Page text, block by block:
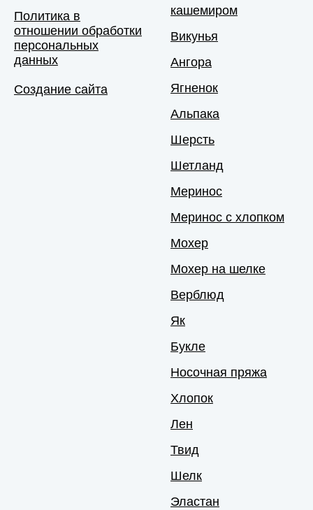
Политика в
отношении обработки
персональных
данных
Создание сайта
кашемиром
Викунья
Ангора
Ягненок
Альпака
Шерсть
Шетланд
Меринос
Меринос с хлопком
Мохер
Мохер на шелке
Верблюд
Як
Букле
Носочная пряжа
Хлопок
Лен
Твид
Шелк
Эластан